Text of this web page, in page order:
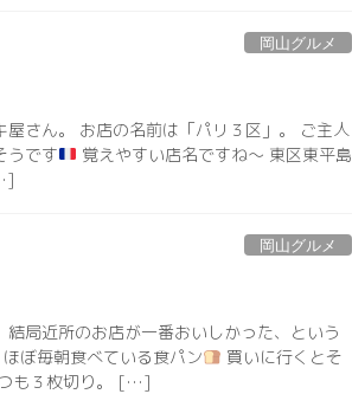
岡山グルメ
さん。 お店の名前は「パリ３区」。 ご主人
うです
覚えやすい店名ですね〜 東区東平島
岡山グルメ
局近所のお店が一番おいしかった、という
ほぼ毎朝食べている食パン
買いに行くとそ
も３枚切り。 […]